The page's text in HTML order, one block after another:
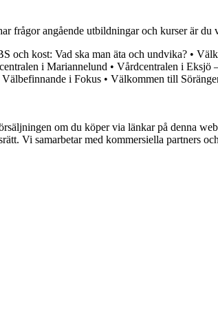
frågor angående utbildningar och kurser är
och kost: Vad ska man äta och undvika? •
i Mariannelund • Vårdcentralen i Eksjö
i Fokus • Välkommen till
om du köper via länkar på denna
Vi samarbetar med kommersiella partners